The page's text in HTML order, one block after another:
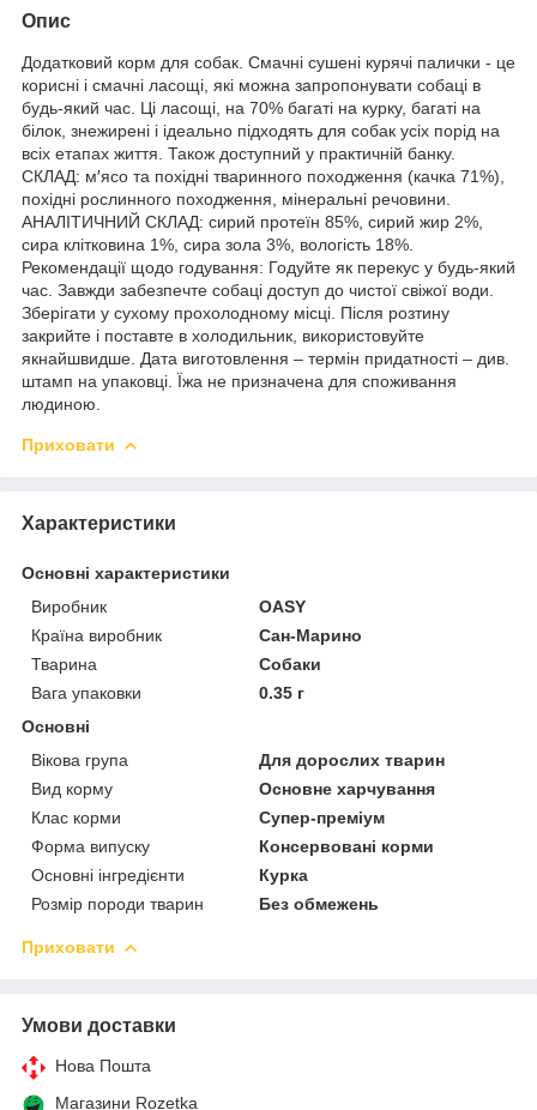
Опис
Додатковий корм для собак. Смачні сушені курячі палички - це
корисні і смачні ласощі, які можна запропонувати собаці в
будь-який час. Ці ласощі, на 70% багаті на курку, багаті на
білок, знежирені і ідеально підходять для собак усіх порід на
всіх етапах життя. Також доступний у практичній банку.
СКЛАД: м′ясо та похідні тваринного походження (качка 71%),
похідні рослинного походження, мінеральні речовини.
АНАЛІТИЧНИЙ СКЛАД: сирий протеїн 85%, сирий жир 2%,
сира клітковина 1%, сира зола 3%, вологість 18%.
Рекомендації щодо годування: Годуйте як перекус у будь-який
час. Завжди забезпечте собаці доступ до чистої свіжої води.
Зберігати у сухому прохолодному місці. Після розтину
закрийте і поставте в холодильник, використовуйте
якнайшвидше. Дата виготовлення – термін придатності – див.
штамп на упаковці. Їжа не призначена для споживання
людиною.
Приховати
Характеристики
Основні характеристики
Виробник
OASY
Країна виробник
Сан-Марино
Тварина
Собаки
Вага упаковки
0.35 г
Основні
Вікова група
Для дорослих тварин
Вид корму
Основне харчування
Клас корми
Супер-преміум
Форма випуску
Консервовані корми
Основні інгредієнти
Курка
Розмір породи тварин
Без обмежень
Приховати
Умови доставки
Нова Пошта
Магазини Rozetka